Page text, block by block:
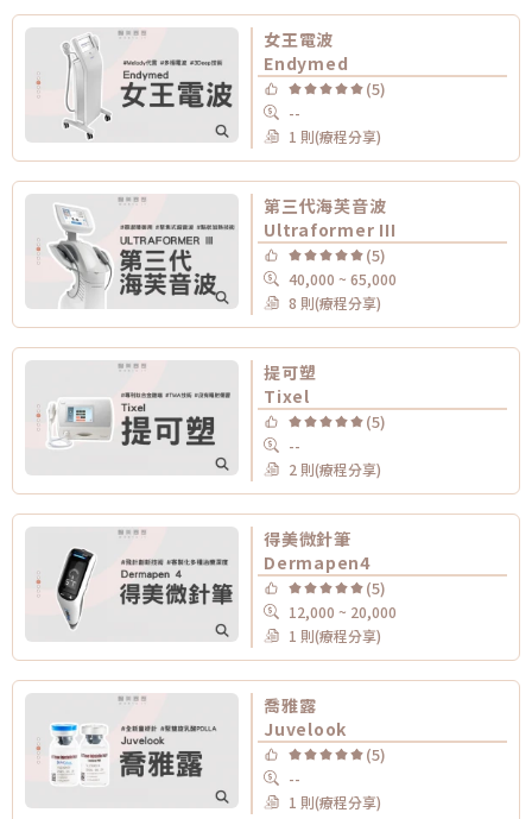
女王電波
Endymed
(5)
--
1 則(療程分享)
第三代海芙音波
Ultraformer III
(5)
40,000 ~ 65,000
8 則(療程分享)
提可塑
Tixel
(5)
--
2 則(療程分享)
得美微針筆
Dermapen4
(5)
12,000 ~ 20,000
1 則(療程分享)
喬雅露
Juvelook
(5)
--
1 則(療程分享)